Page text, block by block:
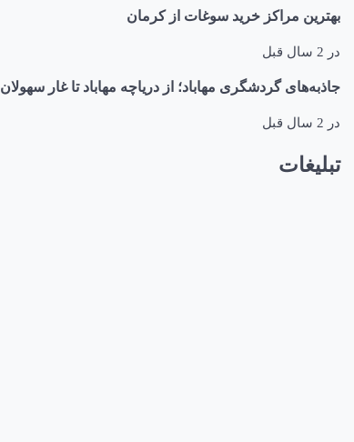
بهترین مراکز خرید سوغات از کرمان
در 2 سال قبل
جاذبه‌های گردشگری مهاباد؛ از دریاچه مهاباد تا غار سهولان
در 2 سال قبل
تبلیغات